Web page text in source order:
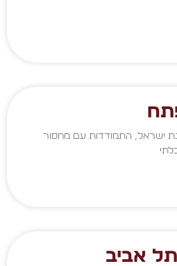
ישראל, התמודדות עם מחסור
אביב